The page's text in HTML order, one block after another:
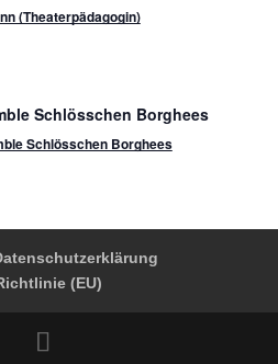
(Theaterpädagogin)
Schlösschen Borghees
Schlösschen Borghees
(EU)